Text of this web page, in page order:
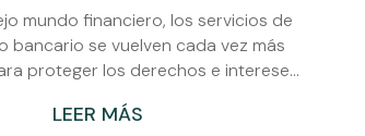
mundo financiero, los servicios de
bancario se vuelven cada vez más
proteger los derechos e intereses
abogados en Vilagarcía de Arousa
LEER MÁS